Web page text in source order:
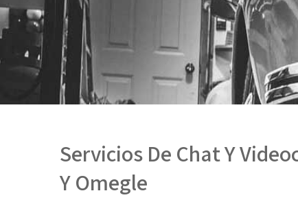
Servicios De Chat Y
Y Omegle